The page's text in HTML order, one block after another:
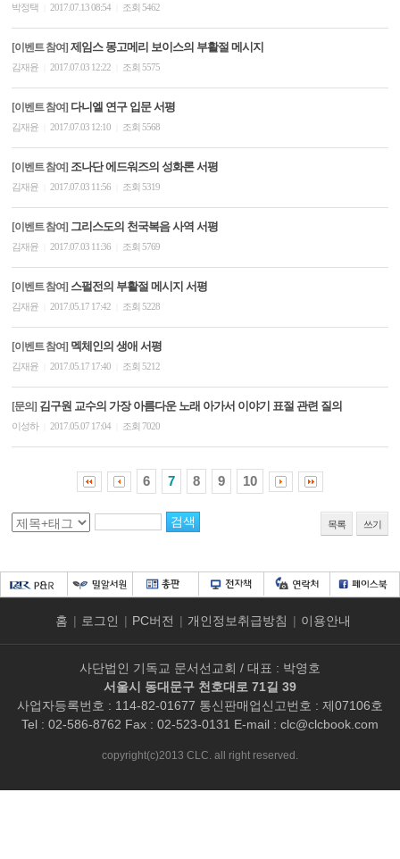
박정택 2017.07.13 08:54 조회 5462
[이벤트 참여] 제임스 몽고메리 보이스의 부활절 메시지
김재윤 2017.07.03 12:22 조회 5575
[이벤트 참여] 다니엘 연구 입문 서평
김재윤 2017.07.03 12:10 조회 5568
[이벤트 참여] 조나단 에드워즈의 성화론 서평
김재윤 2017.07.03 11:56 조회 5319
[이벤트 참여] 그리스도의 천국복음 사역 서평
김재윤 2017.07.03 11:36 조회 5769
[이벤트 참여] 스펄전의 부활절 메시지 서평
김재윤 2017.05.17 17:42 조회 5228
[이벤트 참여] 멕체인의 생애 서평
김재윤 2017.05.17 17:40 조회 5212
[문의] 김구원 교수의 가장 아름다운 노래 아가서 이야기 표절 관련 질의
이성하 2017.05.07 17:04 조회 7020
6 7 8 9 10
목록 쓰기
홈 | 로그인 | PC버전 | 개인정보취급방침 | 이용안내
사단법인 기독교 문서선교회 / 대표 : 박영호
서울시 동대문구 천호대로 71길 39
사업자등록번호 : 114-82-01677 통신판매업신고번호 : 제07106호
Tel : 02-586-8762 Fax : 02-523-0131 E-mail : clc@clcbook.com
copyright(c)2013 CLC. all right reserved.